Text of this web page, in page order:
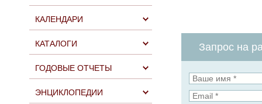
КАЛЕНДАРИ
КАТАЛОГИ
ГОДОВЫЕ ОТЧЕТЫ
ЭНЦИКЛОПЕДИИ
Запрос на